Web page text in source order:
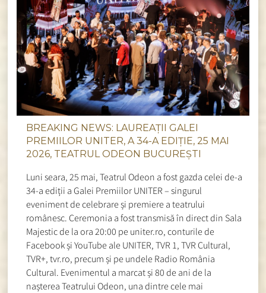
BREAKING NEWS: LAUREAȚII GALEI
PREMIILOR UNITER, A 34-A EDIȚIE, 25 MAI
2026, TEATRUL ODEON BUCUREȘTI
Luni seara, 25 mai, Teatrul Odeon a fost gazda celei de-a
34-a ediții a Galei Premiilor UNITER – singurul
eveniment de celebrare și premiere a teatrului
românesc. Ceremonia a fost transmisă în direct din Sala
Majestic de la ora 20:00 pe uniter.ro, conturile de
Facebook și YouTube ale UNITER, TVR 1, TVR Cultural,
TVR+, tvr.ro, precum și pe undele Radio România
Cultural. Evenimentul a marcat și 80 de ani de la
nașterea Teatrului Odeon, una dintre cele mai